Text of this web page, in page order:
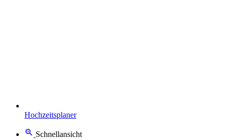
Hochzeitsplaner
Schnellansicht